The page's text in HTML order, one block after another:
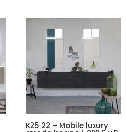
K25 22 – Mobile luxury